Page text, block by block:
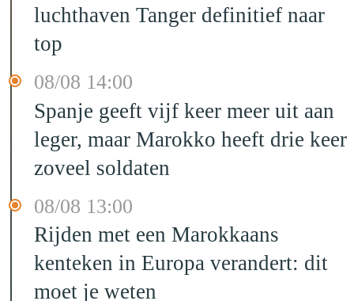
luchthaven Tanger definitief naar
top
08/08 14:00
Spanje geeft vijf keer meer uit aan
leger, maar Marokko heeft drie keer
zoveel soldaten
08/08 13:00
Rijden met een Marokkaans
kenteken in Europa verandert: dit
moet je weten